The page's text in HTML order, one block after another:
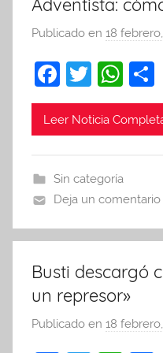
Adventista:
Publicado en 18
F
a
c
b
o
o
k
T
w
itt
W
h
at
A
p
p
tir
Leer Noticia
Sin categoría
Deja un comentario
Busti descargó
un represor»
Publicado en 18